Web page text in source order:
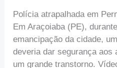
Polícia atrapalhada em
Em Araçoiaba (PE),
emancipação da cidade,
deveria dar segurança aos
um grande transtorno.